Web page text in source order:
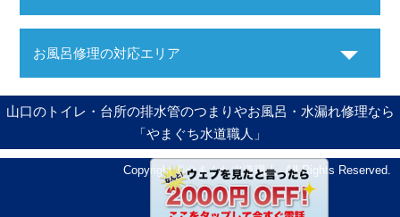
お風呂修理の対応エリア
山口のトイレ・台所の排水管のつまりやお風呂・水漏れ修理なら
「やまぐち水道職人」
Copyright ©やまぐち水道職人. All Rights Reserved.